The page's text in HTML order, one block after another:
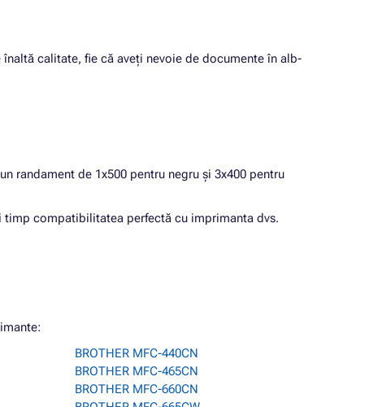
calitate, fie că aveți nevoie de documente în alb-
randament de 1x500 pentru negru și 3x400 pentru
compatibilitatea perfectă cu imprimanta dvs.
BROTHER MFC-440CN
BROTHER MFC-465CN
BROTHER MFC-660CN